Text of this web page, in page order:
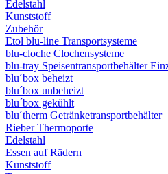
Edelstahl
Kunststoff
Zubehör
Etol blu-line Transportsysteme
blu-cloche Clochensysteme
blu-tray Speisentransportbehälter
blu´box beheizt
blu´box unbeheizt
blu´box gekühlt
blu´therm Getränketransportbehälter
Rieber Thermoporte
Edelstahl
Essen auf Rädern
Kunststoff